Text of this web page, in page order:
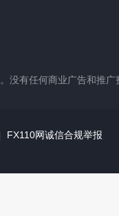
没有任何商业广告和推
FX110网诚信合规举报